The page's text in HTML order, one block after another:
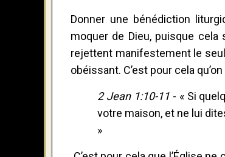
Donner une bénédiction
moquer de Dieu, puisque
rejettent manifestement le
obéissant. C’est pour cela
2 Jean 1:10-11- « Si
votre maison, et ne lui
»